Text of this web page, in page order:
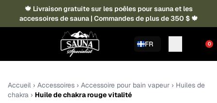
🍁 Livraison gratuite sur les poêles pour sauna et les
accessoires de sauna | Commandes de plus de 350 $ 🍁
FR 0
Accueil › Accessoires › Accessoire pour bain vapeur › Huiles de
chakra › Huile de chakra rouge vitalité